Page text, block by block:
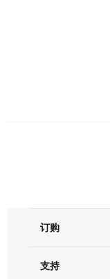
订购
订单支持
支持